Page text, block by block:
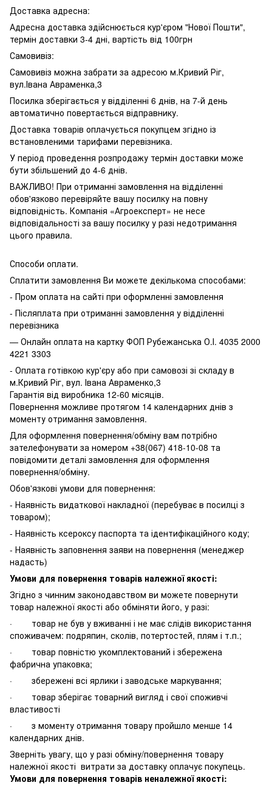
Доставка адресна:
Адресна доставка здійснюється кур'єром "Нової Пошти",
термін доставки 3-4 дні, вартість від 100грн
Самовивіз:
Самовивіз можна забрати за адресою м.Кривий Ріг,
вул.Івана Авраменка,3
Посилка зберігається у відділенні 6 днів, на 7-й день
автоматично повертається відправнику.
Доставка товарів оплачується покупцем згідно із
встановленими тарифами перевізника.
У період проведення розпродажу термін доставки може
бути збільшений до 4-6 днів.
ВАЖЛИВО! При отриманні замовлення на відділенні
обов'язково перевіряйте вашу посилку на повну
відповідність. Компанія «Агроексперт» не несе
відповідальності за вашу посилку у разі недотримання
цього правила.
Способи оплати.
Сплатити замовлення Ви можете декількома способами:
- Пром оплата на сайті при оформленні замовлення
- Післяплата при отриманні замовлення у відділенні
перевізника
— Онлайн оплата на картку ФОП Рубежанська О.І. 4035 2000
4221 3303
- Оплата готівкою кур'єру або при самовозі зі складу в
м.Кривий Ріг, вул. Івана Авраменко,3
Гарантія від виробника 12-60 місяців.
Повернення можливе протягом 14 календарних днів з
моменту отримання замовлення.
Для оформлення повернення/обміну вам потрібно
зателефонувати за номером +38(067) 418-10-08 та
повідомити деталі замовлення для оформлення
повернення/обміну.
Обов'язкові умови для повернення:
- Наявність видаткової накладної (перебуває в посилці з
товаром);
- Наявність ксероксу паспорта та ідентифікаційного коду;
- Наявність заповнення заяви на повернення (менеджер
надасть)
Умови для повернення товарів належної якості:
Згідно з чинним законодавством ви можете повернути
товар належної якості або обміняти його, у разі:
· товар не був у вживанні і не має слідів використання
споживачем: подряпин, сколів, потертостей, плям і т.п.;
· товар повністю укомплектований і збережена
фабрична упаковка;
· збережені всі ярлики і заводське маркування;
· товар зберігає товарний вигляд і свої споживчі
властивості
· з моменту отримання товару пройшло менше 14
календарних днів.
Зверніть увагу, що у разі обміну/повернення товару
належної якості витрати за доставку оплачує покупець.
Умови для повернення товарів неналежної якості: